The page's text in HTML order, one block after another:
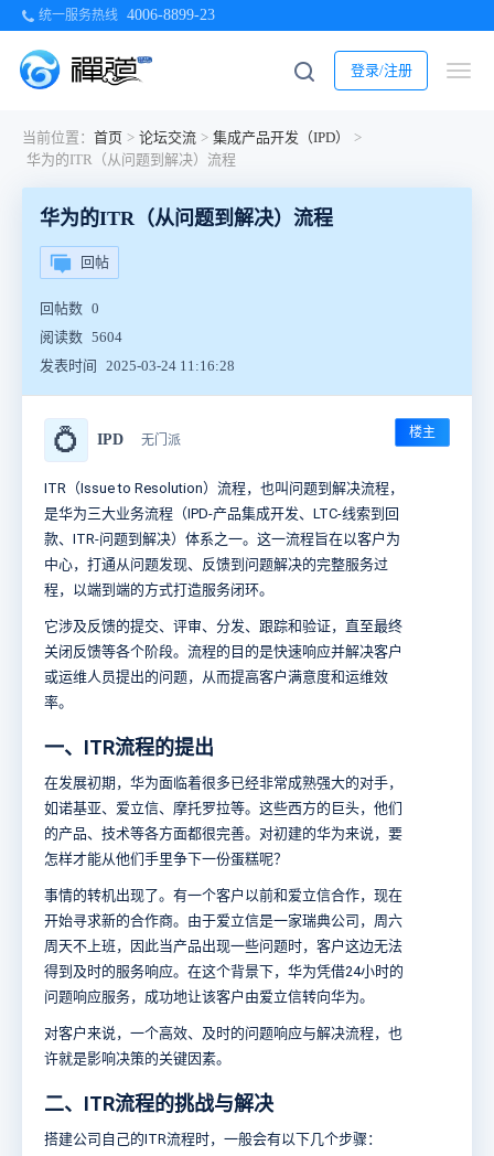
统一服务热线 4006-8899-23
登录/注册
当前位置： 首页 > 论坛交流 > 集成产品开发（IPD）
>
华为的ITR（从问题到解决）流程
华为的ITR（从问题到解决）流程
回帖
回帖数 0
阅读数 5604
发表时间
2025-03-24 11:16:28
💍 IPD 无门派 楼主
ITR（Issue to Resolution）流程，也叫问题到解决流程，
是华为三大业务流程（IPD-产品集成开发、LTC-线索到回
款、ITR-问题到解决）体系之一。这一流程旨在以客户为
中心，打通从问题发现、反馈到问题解决的完整服务过
程，以端到端的方式打造服务闭环。
它涉及反馈的提交、评审、分发、跟踪和验证，直至最终
关闭反馈等各个阶段。流程的目的是快速响应并解决客户
或运维人员提出的问题，从而提高客户满意度和运维效
率。
一、ITR流程的提出
在发展初期，华为面临着很多已经非常成熟强大的对手，
如诺基亚、爱立信、摩托罗拉等。这些西方的巨头，他们
的产品、技术等各方面都很完善。对初建的华为来说，要
怎样才能从他们手里争下一份蛋糕呢？
事情的转机出现了。有一个客户以前和爱立信合作，现在
开始寻求新的合作商。由于爱立信是一家瑞典公司，周六
周天不上班，因此当产品出现一些问题时，客户这边无法
得到及时的服务响应。在这个背景下，华为凭借24小时的
问题响应服务，成功地让该客户由爱立信转向华为。
对客户来说，一个高效、及时的问题响应与解决流程，也
许就是影响决策的关键因素。
二、ITR流程的挑战与解决
搭建公司自己的ITR流程时，一般会有以下几个步骤：